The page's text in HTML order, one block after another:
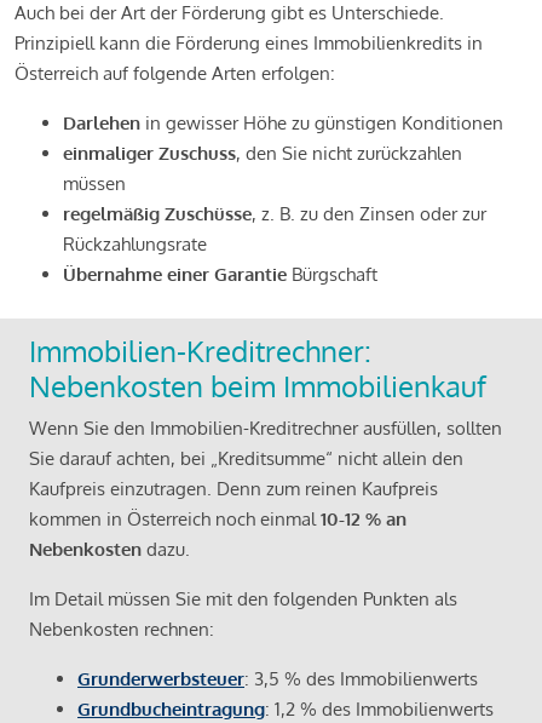
Auch bei der Art der Förderung gibt es Unterschiede.
Prinzipiell kann die Förderung eines Immobilienkredits in
Österreich auf folgende Arten erfolgen:
Darlehen in gewisser Höhe zu günstigen Konditionen
einmaliger Zuschuss, den Sie nicht zurückzahlen
müssen
regelmäßig Zuschüsse, z. B. zu den Zinsen oder zur
Rückzahlungsrate
Übernahme einer Garantie Bürgschaft
Immobilien-Kreditrechner:
Nebenkosten beim Immobilienkauf
Wenn Sie den Immobilien-Kreditrechner ausfüllen, sollten
Sie darauf achten, bei „Kreditsumme“ nicht allein den
Kaufpreis einzutragen. Denn zum reinen Kaufpreis
kommen in Österreich noch einmal10-12 % an
Nebenkosten dazu.
Im Detail müssen Sie mit den folgenden Punkten als
Nebenkosten rechnen:
Grunderwerbsteuer: 3,5 % des Immobilienwerts
Grundbucheintragung: 1,2 % des Immobilienwerts